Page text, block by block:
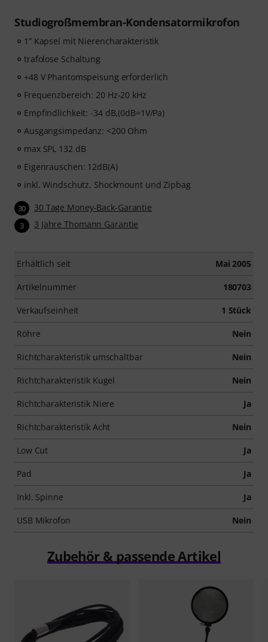
Studiogroßmembran-Kondensatormikrofon
1” Kapsel mit Nierencharakteristik
trafolose Schaltung
+48 V Phantomspeisung erforderlich
Frequenzbereich: 20 Hz-20 kHz
Empfindlichkeit: -34 dB,(0dB=1V/Pa)
Ausgangsimpedanz: <200 Ohm
max SPL 132 dB
Eigenrauschen: 12dB(A)
inkl. Windschutz, Shockmount und Zipbag
30 30 Tage Money-Back-Garantie
3 3 Jahre Thomann Garantie
Erhältlich seit Mai 2005
Artikelnummer 180703
Verkaufseinheit 1 Stück
Röhre Nein
Richtcharakteristik umschaltbar Nein
Richtcharakteristik Kugel Nein
Richtcharakteristik Niere Ja
Richtcharakteristik Acht Nein
Low Cut Ja
Pad Ja
Inkl. Spinne Ja
USB Mikrofon Nein
Zubehör & passende Artikel